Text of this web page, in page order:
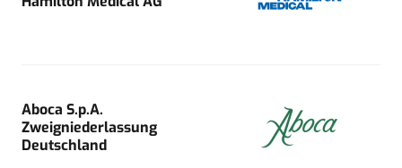
Aboca S.p.A.
Zweigniederlassung
Deutschland